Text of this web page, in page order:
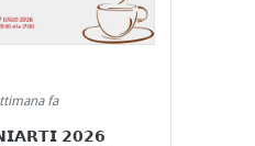
fa
𝟮𝟬𝟮𝟲